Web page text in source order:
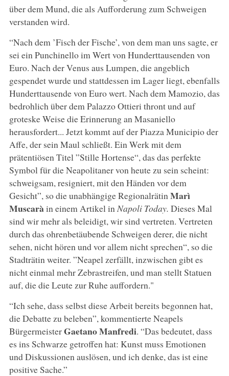
über dem Mund, die als Aufforderung zum Schweigen
verstanden wird.
“Nach dem ’Fisch der Fische’, von dem man uns sagte, er
sei ein Punchinello im Wert von Hunderttausenden von
Euro. Nach der Venus aus Lumpen, die angeblich
gespendet wurde und stattdessen im Lager liegt, ebenfalls
Hunderttausende von Euro wert. Nach dem Mamozio, das
bedrohlich über dem Palazzo Ottieri thront und auf
groteske Weise die Erinnerung an Masaniello
herausfordert... Jetzt kommt auf der Piazza Municipio der
Affe, der sein Maul schließt. Ein Werk mit dem
prätentiösen Titel ”Stille Hortense“, das das perfekte
Symbol für die Neapolitaner von heute zu sein scheint:
schweigsam, resigniert, mit den Händen vor dem
Gesicht”, so die unabhängige RegionalrätinMarì
Muscaràin einem Artikel inNapoli Today. Dieses Mal
sind wir mehr als beleidigt, wir sind vertreten. Vertreten
durch das ohrenbetäubende Schweigen derer, die nicht
sehen, nicht hören und vor allem nicht sprechen“, so die
Stadträtin weiter. ”Neapel zerfällt, inzwischen gibt es
nicht einmal mehr Zebrastreifen, und man stellt Statuen
auf, die die Leute zur Ruhe auffordern."
“Ich sehe, dass selbst diese Arbeit bereits begonnen hat,
die Debatte zu beleben”, kommentierte Neapels
BürgermeisterGaetano Manfredi. “Das bedeutet, dass
es ins Schwarze getroffen hat: Kunst muss Emotionen
und Diskussionen auslösen, und ich denke, das ist eine
positive Sache.”